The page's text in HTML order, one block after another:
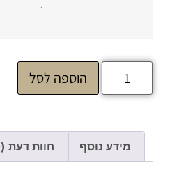
הוספה לסל
מידע נוסף חוות דעת (0)